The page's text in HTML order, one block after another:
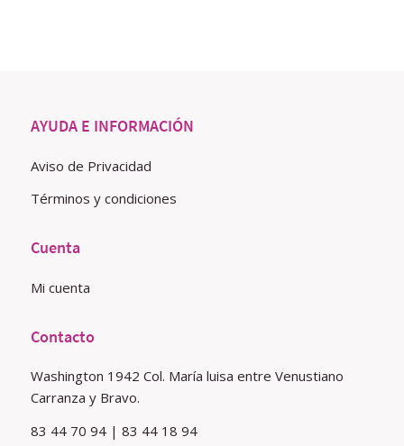
AYUDA E INFORMACIÓN
Aviso de Privacidad
Términos y condiciones
Cuenta
Mi cuenta
Contacto
Washington 1942 Col. María luisa entre Venustiano
Carranza y Bravo.
83 44 70 94 | 83 44 18 94